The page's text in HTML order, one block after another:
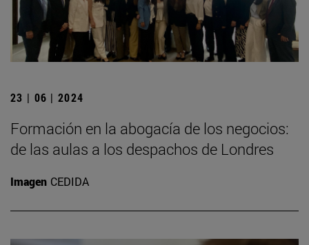
23 | 06 | 2024
Formación en la abogacía de los negocios:
de las aulas a los despachos de Londres
Imagen CEDIDA